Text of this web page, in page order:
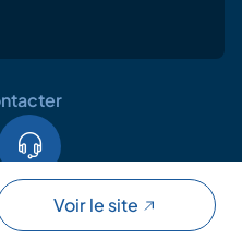
Voir le site